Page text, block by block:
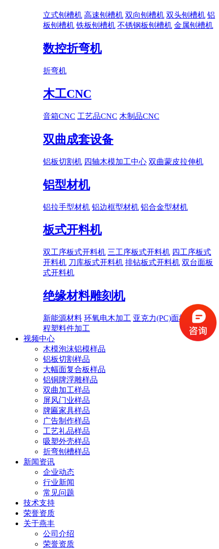
立式刨槽机 高速刨槽机 双向刨槽机 双头刨槽机 铝
板刨槽机 铁板刨槽机 不锈钢板刨槽机 金属刨槽机
数控折弯机
折弯机
木工CNC
音箱CNC 工艺品CNC 木制品CNC
双曲成套设备
铝板切割机 四轴木模加工中心 双曲蒙皮拉伸机
铝型材机
铝拉手型材机 铝边框型材机 铝合金型材机
板式开料机
双工序板式开料机 三工序板式开料机 四工序板式
开料机 刀库板式开料机 排钻板式开料机 双台面板
式开料机
绝缘材料雕刻机
新能源材料 环氧电木加工 亚克力(PC)面板加工 工
程塑料件加工
视频中心
木模泡沫铝模样品
铝板切割样品
大幅面复合板样品
铝铜牌浮雕样品
双曲加工样品
屏风门业样品
牌匾家具样品
广告制作样品
工艺礼品样品
吸塑外壳样品
折弯刨槽样品
新闻资讯
企业动态
行业新闻
常见问题
技术支持
荣誉资质
关于燕丰
公司介绍
荣誉资质